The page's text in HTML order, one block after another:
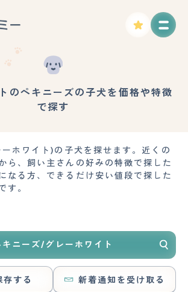
のペキニーズの子犬を価格や特徴
で探す
ホワイト)の子犬を探せます。近くの
ら、飼い主さんの好みの特徴で探した
なる方、できるだけ安い値段で探した
す。
キニーズ/グレーホワイト
する 新着通知を受け取る